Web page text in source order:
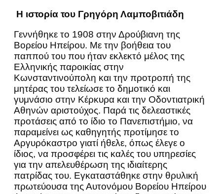
Η ιστορία του Γρηγόρη Λαμποβιτιάδη
Γεννήθηκε το 1908 στην Δρούβιανη της
Βορείου Ηπείρου. Με την βοήθεια του
παππού του που ήταν εκλεκτό μέλος της
Ελληνικής παροικίας στην
Κωνσταντινούπολη και την προτροπή της
μητέρας του τελείωσε το δημοτικό και
γυμνάσιο στην Κέρκυρα και την Οδοντιατρική
Αθηνών αριστούχος. Παρά τις δελεαστικές
προτάσεις από το ίδιο το Πανεπιστήμιο, να
παραμείνει ως καθηγητής προτίμησε το
Αργυρόκαστρο γιατί ήθελε, όπως έλεγε ο
ίδιος, να προσφέρει τις καλές του υπηρεσίες
για την απελευθέρωση της ιδιαίτερης
πατρίδας του. Εγκαταστάθηκε στην θρυλική
πρωτεύουσα της Αυτονόμου Βορείου Ηπείρου